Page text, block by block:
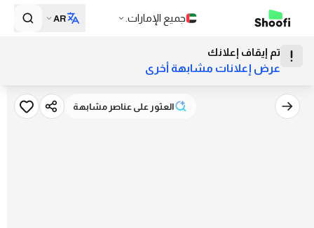
جميع الإمارات. AR
تم إيقاف إعلانك
عرض إعلانات مشابهة أخرى
العثور على عناصر مشابهةالعثور على عناصر مشابهة